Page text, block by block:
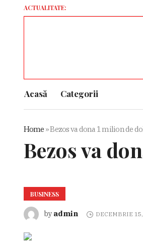
ACTUALITATE:
Acasă Categorii
Home »Bezos va dona 1 milion de
Bezos va
BUSINESS
by admin DECEMBRIE